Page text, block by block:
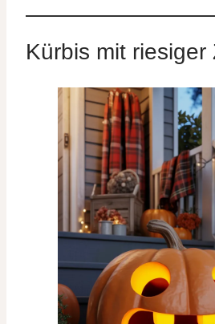
Kürbis mit riesiger